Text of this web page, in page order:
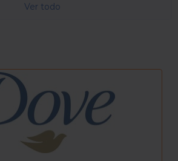
Ver todo